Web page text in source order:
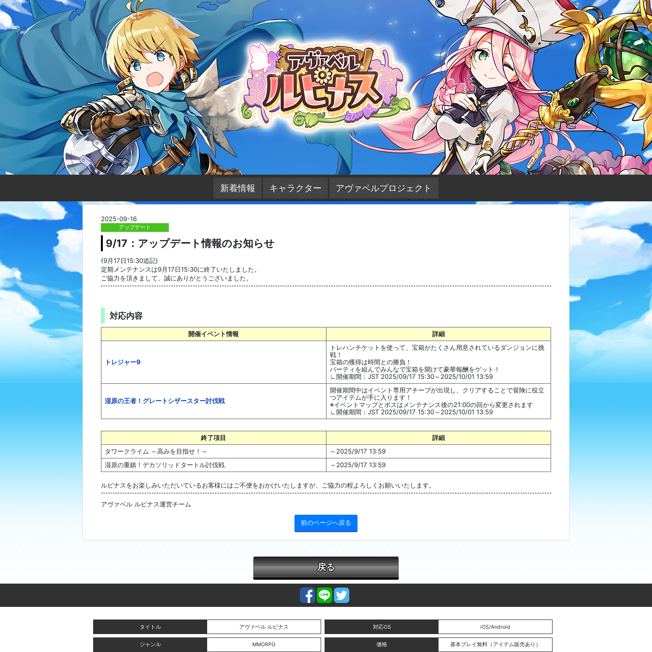
新着情報 キャラクター アヴァベルプロジェクト
2025-09-16
アップデート
9/17：アップデート情報のお知らせ
(9月17日15:30追記)
定期メンテナンスは9月17日15:30に終了いたしました。
ご協力を頂きまして、誠にありがとうございました。
対応内容
開催イベント情報 詳細
トレジャー9
トレハンチケットを使って、宝箱がたくさん用意されているダンジョンに挑
戦！
宝箱の獲得は時間との勝負！
パーティを組んでみんなで宝箱を開けて豪華報酬をゲット！
∟開催期間：JST 2025/09/17 15:30～2025/10/01 13:59
湿原の王者！グレートシザースター討伐戦
開催期間中はイベント専用アチーブが出現し、クリアすることで冒険に役立
つアイテムが手に入ります！
※イベントマップとボスはメンテナンス後の21:00の回から変更されます
∟開催期間：JST 2025/09/17 15:30～2025/10/01 13:59
終了項目
詳細
タワークライム ～高みを目指せ！～
～2025/9/17 13:59
湿原の重鎮！デカソリッドタートル討伐戦
～2025/9/17 13:59
ルピナスをお楽しみいただいているお客様にはご不便をおかけいたしますが、ご協力の程よろしくお願いいたします。
アヴァベル ルピナス運営チーム
前のページへ戻る
戻る
タイトル アヴァベル ルピナス 対応OS iOS/Android
ジャンル MMORPG 価格 基本プレイ無料（アイテム販売あり）